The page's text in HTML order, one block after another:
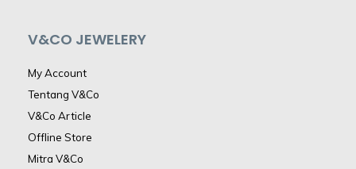
V&CO JEWELERY
My Account
Tentang V&Co
V&Co Article
Offline Store
Mitra V&Co